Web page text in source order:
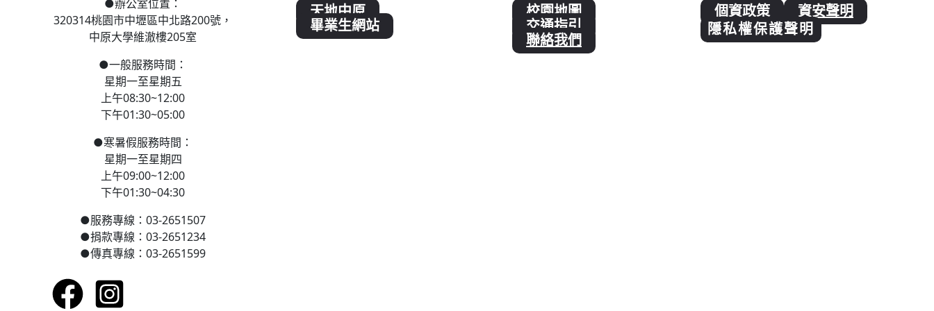
●辦公室位置：
320314桃園市中壢區中北路200號，
中原大學維澈樓205室
●一般服務時間：
星期一至星期五
上午08:30~12:00
下午01:30~05:00
●寒暑假服務時間：
星期一至星期四
上午09:00~12:00
下午01:30~04:30
●服務專線：03-2651507
●捐款專線：03-2651234
●傳真專線：03-2651599
天地中原
畢業生網站
校園地圖
交通指引
聯絡我們
個資政策
資安聲明
隱私權保護聲明